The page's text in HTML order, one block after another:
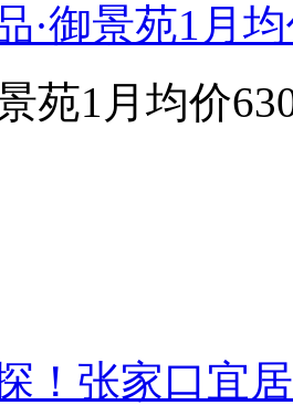
·御景苑1月
苑1月均价
！张家口宜